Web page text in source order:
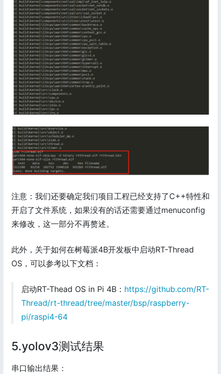
注意：我们还要确定我们项目工程已经支持了C++特性和
开启了文件系统，如果没有的话还需要通过menuconfig
来修改，这一部分不再赘述。
此外，关于如何在树莓派4B开发板中启动RT-Thread
OS，可以参考以下文档：
启动RT-Thead OS in Pi 4B： https://github.com/RT-
Thread/rt-thread/tree/master/bsp/raspberry-
pi/raspi4-64
5.yolov3测试结果
串口输出结果：